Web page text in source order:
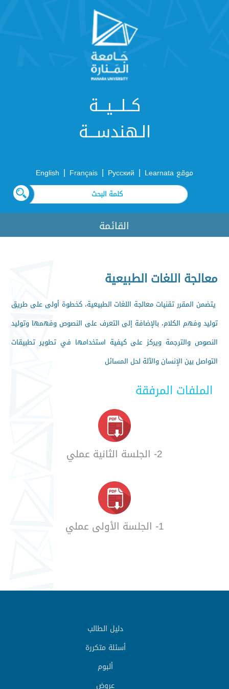
كــلـــيـــة
الـهندســـة
موقع Learnata |
Русский
|
Français
|
English
القائمة
معالجة اللغات الطبيعية
يتضمن المقرر تقنيات معالجة اللغات الطبيعية، كخطوة أولى على طريق
توليد وفهم الكلام، بالإضافة إلى التعرف على النصوص وفهمها وتوليد
النصوص والترجمة ويركز على كيفية استخدامها في تطوير تطبيقات
التواصل بين الإنسان والآلة لحل المسائل
الملفات المرفقة
2- الجلسة الثانية عملي
1- الجلسة الأولى عملي
دليل الطالب
أسئلة متكررة
ألبوم
عروض